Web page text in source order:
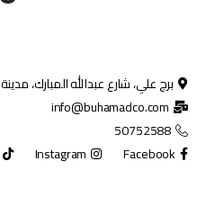
برج علي، شارع عبدالله المبارك،
info@buhamadco.com
50752588
Facebook
Instagram